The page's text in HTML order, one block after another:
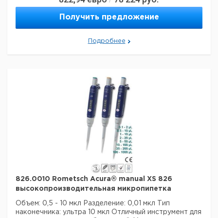
Технические данные:
Минимальный объем: 500 нл
10 мкл
Получить предложение
Подробнее
826.0010 Rometsch Acura® manual XS 826
высокопроизводительная микропипетка
Объем: 0,5 - 10 мкл Разделение: 0,01 мкл
Тип
наконечника: ультра 10 мкл Отличный инструмент для